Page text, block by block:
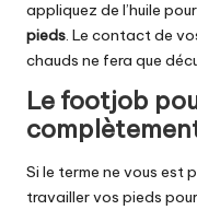
appliquez de l’huile
pieds. Le contact de
chauds ne fera que
Le footjob
Si le terme ne vous est
travailler vos pieds